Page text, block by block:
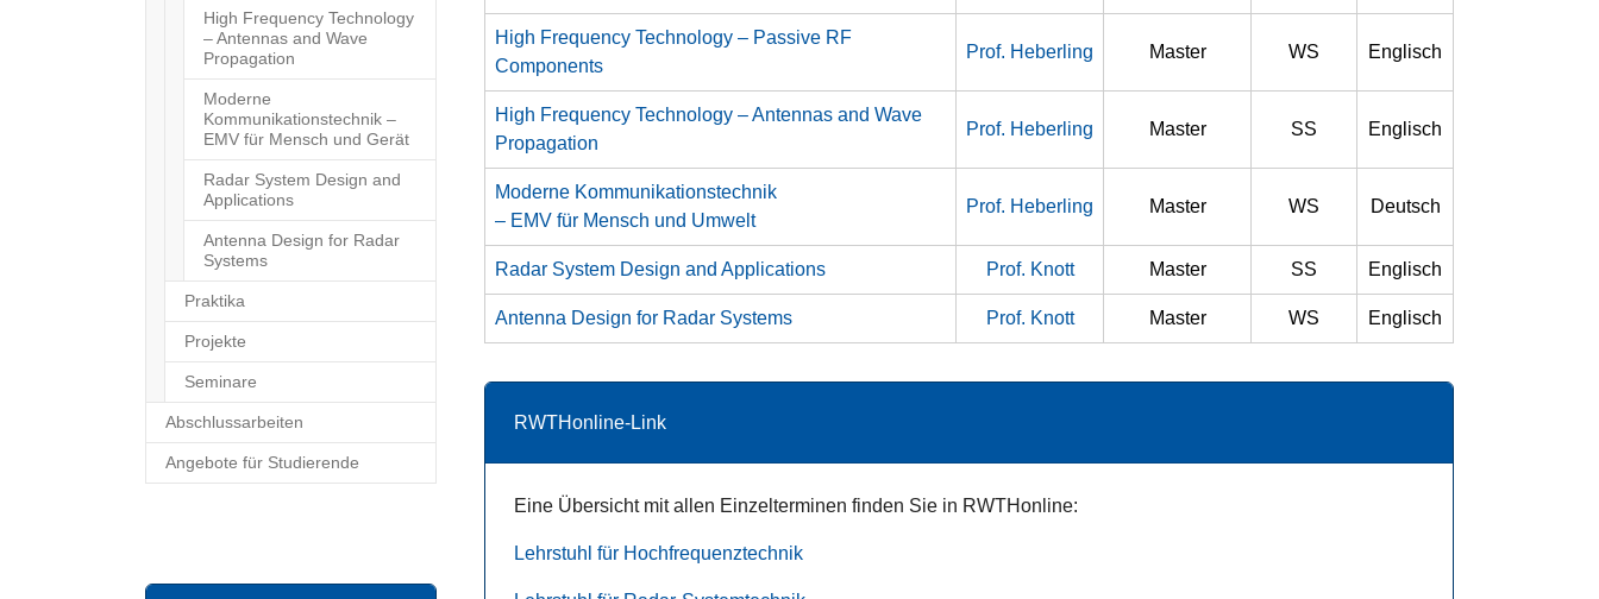
High Frequency Technology
– Antennas and Wave
Propagation
Moderne
Kommunikationstechnik –
EMV für Mensch und Gerät
Radar System Design and
Applications
Antenna Design for Radar
Systems
Praktika
Projekte
Seminare
Abschlussarbeiten
Angebote für Studierende
High Frequency Technology – Passive RF
Components
Prof. Heberling Master WS Englisch
High Frequency Technology – Antennas and Wave
Propagation
Prof. Heberling Master SS Englisch
Moderne Kommunikationstechnik
– EMV für Mensch und Umwelt
Prof. Heberling Master WS Deutsch
Radar System Design and Applications Prof. Knott Master SS Englisch
Antenna Design for Radar Systems Prof. Knott Master WS Englisch
RWTHonline-Link
Eine Übersicht mit allen Einzelterminen finden Sie in RWTHonline:
Lehrstuhl für Hochfrequenztechnik